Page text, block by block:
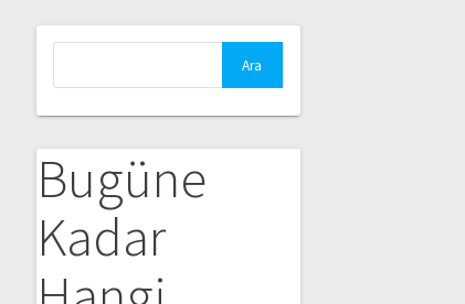
Bugüne
Kadar